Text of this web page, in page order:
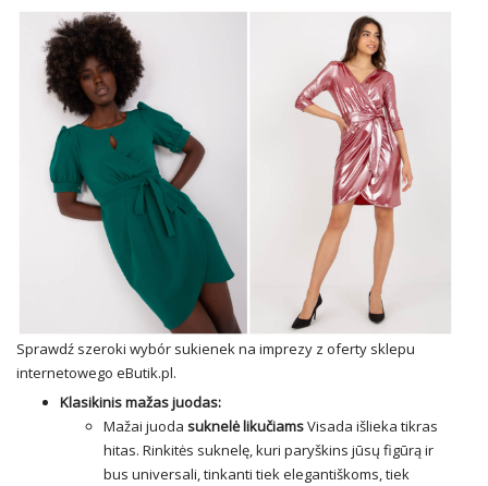
Sprawdź szeroki wybór sukienek na imprezy z oferty sklepu
internetowego eButik.pl.
Klasikinis mažas juodas:
Mažai juoda suknelė likučiamsVisada išlieka tikras
hitas. Rinkitės suknelę, kuri paryškins jūsų figūrą ir
bus universali, tinkanti tiek elegantiškoms, tiek